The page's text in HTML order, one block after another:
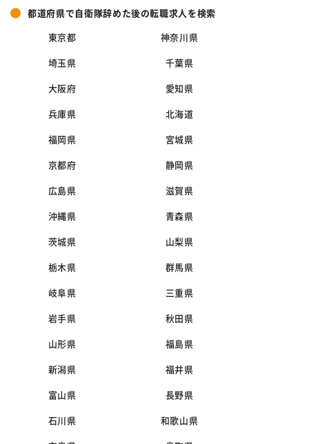
都道府県で自衛隊辞めた後の転職求人を検索
東京都 神奈川県
埼玉県 千葉県
大阪府 愛知県
兵庫県 北海道
福岡県 宮城県
京都府 静岡県
広島県 滋賀県
沖縄県 青森県
茨城県 山梨県
栃木県 群馬県
岐阜県 三重県
岩手県 秋田県
山形県 福島県
新潟県 福井県
富山県 長野県
石川県 和歌山県